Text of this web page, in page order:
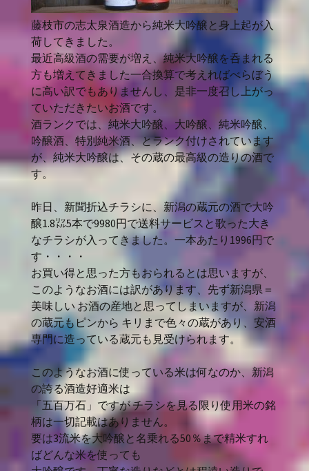
藤枝市の志太泉酒造から純米大吟醸と身上起が入
荷してきました。
最近高級酒の需要が増え、純米大吟醸を呑まれる
方も増えてきました一合換算で考えればべらぼう
に高い訳でもありませんし、是非一度召し上がっ
ていただきたいお酒です。
酒ランクでは、純米大吟醸、大吟醸、純米吟醸、
吟醸酒、特別純米酒、とランク付けされています
が、純米大吟醸は、その蔵の最高級の造りの酒で
す。
昨日、新聞折込チラシに、新潟の蔵元の酒で大吟
醸1.8㍑5本で9980円で送料サービスと歌った大き
なチラシが入ってきました。一本あたり1996円で
す・・・・
お買い得と思った方もおられるとは思いますが、
このようなお酒には訳があります、先ず新潟県＝
美味しい お酒の産地と思ってしまいますが、新潟
の蔵元もピンから キリまで色々の蔵があり、安酒
専門に造っている蔵元も見受けられます。
このようなお酒に使っている米は何なのか、新潟
の誇る酒造好適米は
「五百万石」ですが チラシを見る限り使用米の銘
柄は一切記載はありません。
要は3流米を大吟醸と名乗れる50％まで精米すれ
ばどんな米を使っても